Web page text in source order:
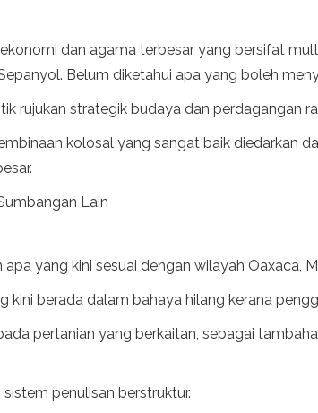
dan agama terbesar yang bersifat
Belum diketahui apa yang boleh
rujukan strategik budaya dan perdagangan
kolosal yang sangat baik diedarkan
Lain
yang kini sesuai dengan wilayah Oaxaca,
kini berada dalam bahaya hilang kerana
pertanian yang berkaitan, sebagai
penulisan berstruktur.